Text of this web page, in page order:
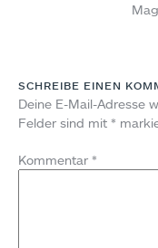
SCHREIBE EINEN
Deine E-Mail-Adresse
Felder sind mit *
Kommentar *